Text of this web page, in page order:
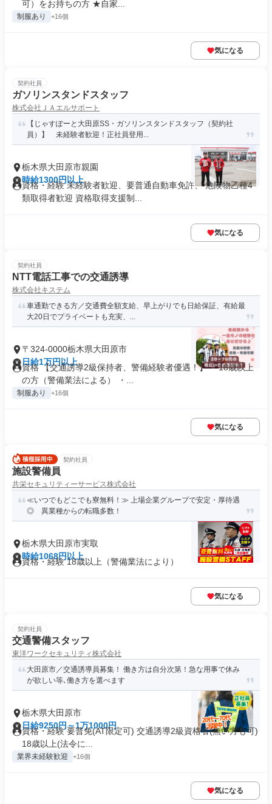
可）をお持ちの方 ★自家...
制服あり +16個
気になる
契約社員
ガソリンスタンドスタッフ
株式会社ＪＡエルサポート
【じゃすぽーと大田原SS・ガソリンスタンドスタッフ（契約社
員）】 未経験者歓迎！正社員登用...
栃木県大田原市親園
時給1300円以上
資格・経験 未経験者歓迎、要普通自動車免許、 危険物乙種4
類取得者歓迎 資格取得支援制...
気になる
契約社員
NTT電話工事での交通誘導
株式会社キステム
車通勤できる方／交通費全額支給、早上がりでも日給保証、有給最
大20日でプライベートも充実、...
〒324-0000栃木県大田原市
日給1万円以上
資格 【交通誘導2級保持者、警備経験者優遇！】 ・18歳以上
の方（警備業法による） ・...
制服あり +16個
気になる
契約社員
施設警備員
共栄セキュリティーサービス株式会社
≪いつでもどこでも寮無料！≫ 上場企業グループで安定・厚待遇
◎ 異業種からの転職多数！
栃木県大田原市実取
時給1068円以上
資格・経験 18歳以上（警備業法により）
気になる
契約社員
交通警備スタッフ
東洋ワークセキュリティ株式会社
大田原市／交通誘導員募集！ 働き方は自分次第！急な用事で休み
が欲しい等､働き方を選べます
栃木県大田原市
日給9250円～1万1000円
資格・経験 要普免(AT限定可) 交通誘導2級資格者(無い方も可)
18歳以上(法令に...
業界未経験歓迎 +16個
気になる